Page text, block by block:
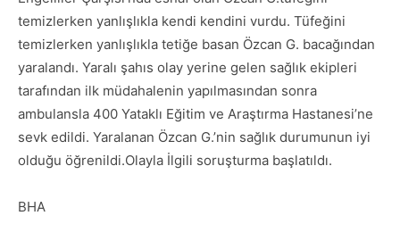
temizlerken yanlışlıkla kendi kendini vurdu. Tüfeğini
temizlerken yanlışlıkla tetiğe basan Özcan G. bacağından
yaralandı. Yaralı şahıs olay yerine gelen sağlık ekipleri
tarafından ilk müdahalenin yapılmasından sonra
ambulansla 400 Yataklı Eğitim ve Araştırma Hastanesi’ne
sevk edildi. Yaralanan Özcan G.’nin sağlık durumunun iyi
olduğu öğrenildi.Olayla İlgili soruşturma başlatıldı.
BHA